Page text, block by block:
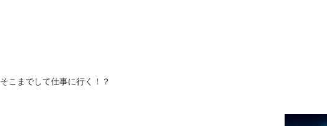
そこまでして仕事に行く！？